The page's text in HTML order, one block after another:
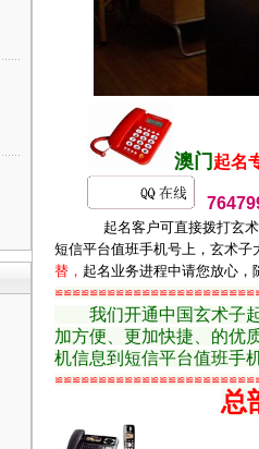
澳门 起名
起名客户可直接拨打玄
短信平台值班手机号上，玄术子
替， 起名业务进程中请您放心
我们开通中国玄术子
加方便、更加快捷、的优
机信息到短信平台值班手
总